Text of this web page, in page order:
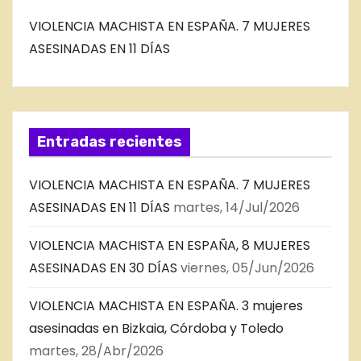
VIOLENCIA MACHISTA EN ESPAÑA. 7 MUJERES
ASESINADAS EN 11 DÍAS
Entradas recientes
VIOLENCIA MACHISTA EN ESPAÑA. 7 MUJERES
ASESINADAS EN 11 DÍAS martes, 14/Jul/2026
VIOLENCIA MACHISTA EN ESPAÑA, 8 MUJERES
ASESINADAS EN 30 DÍAS viernes, 05/Jun/2026
VIOLENCIA MACHISTA EN ESPAÑA. 3 mujeres
asesinadas en Bizkaia, Córdoba y Toledo
martes, 28/Abr/2026